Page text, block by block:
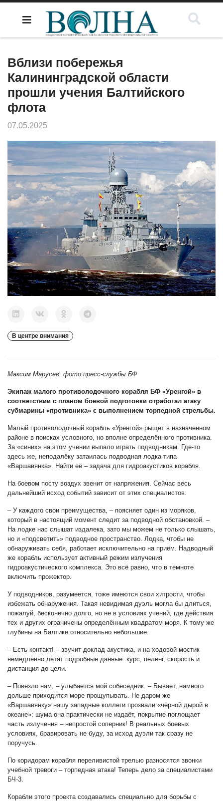
Вблизи побережья
Калининградской области
прошли учения Балтийского
флота
07.05.2025
В центре внимания
Максим Марусев, фото пресс-службы БФ
Экипаж малого противолодочного корабля БФ «Уренгой» в
соответствии с планом боевой подготовки отработал атаку
субмарины «противника» с выполнением торпедной стрельбы.
Малый противолодочный корабль «Уренгой» рыщет в назначенном
районе в поисках условного, но вполне определённого противника.
За «синих» на этом учении выпало играть подводникам. Где-то
здесь же, неподалёку затаилась подводная лодка типа
«Варшавянка». Найти её – задача для гидроакустиков корабля.
На боевом посту воздух звенит от напряжения. Сейчас весь
дальнейший исход событий зависит от этих специалистов.
– У каждого свои преимущества, – поясняет один из моряков,
который в настоящий момент следит за подводной обстановкой. –
На лодке нас слышат издалека, зато мы можем не только слышать,
но и «подсветить» подводное пространство. Лодка, чтобы не
обнаруживать себя, работает исключительно на приём. Надводный
же корабль использует активный режим излучения
гидроакустического комплекса. Это всё равно, что в темноте
включить прожектор.
У подводников, разумеется, тоже имеются свои хитрости, чтобы
избежать обнаружения. Такая невидимая дуэль могла бы длиться,
пожалуй, бесконечно долго, но не в условиях учений, где действия
тех и других ограничены определённым квадратом моря. К тому же
глубины на Балтике относительно небольшие.
– Есть контакт! – звучит доклад акустика, и на ходовой мостик
немедленно летят подробные данные: курс, пеленг, скорость и
дистанция до цели.
– Повезло нам, – улыбается мой собеседник. – Бывает, намного
дольше приходится море прощупывать. Не даром же
«Варшавянку» нашу западные коллеги прозвали «чёрной дырой в
океане»: шума она практически не издаёт, покрытие поглощает
часть излучения – непростой соперник! В реальных боевых
условиях, бравировать не буду, за исход дуэли так сразу не
поручусь.
По коридорам корабля переливистой трелью разносятся звонки
учебной тревоги – торпедная атака! Теперь дело за специалистами
БЧ-3.
Корабли этого проекта создавались специально для борьбы с